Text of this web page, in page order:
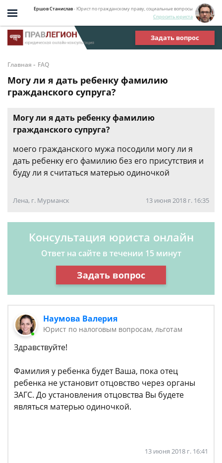
Ершов Станислав- Юрист по гражданскому праву, социальные вопросы
Спросить юриста
Задать вопрос
Главная - FAQ
Могу ли я дать ребенку фамилию
гражданского супруга?
Могу ли я дать ребенку фамилию
гражданского супруга?
моего гражданского мужа посодили могу ли я
дать ребенку его фамилию без его присутствия и
буду ли я считаться матерью одиночкой
Лена, г. Мурманск 13 июня 2018 г. 16:35
Консультация юриста онлайн
Ответ на сайте в течении 15 минут
Задать вопрос
Наумова Валерия
Юрист по налоговым вопросам, льготам
Здравствуйте!
Фамилия у ребенка будет Ваша, пока отец
ребенка не установит отцовство через органы
ЗАГС. До установления отцовства Вы будете
являться матерью одиночкой.
13 июня 2018 г. 16:41